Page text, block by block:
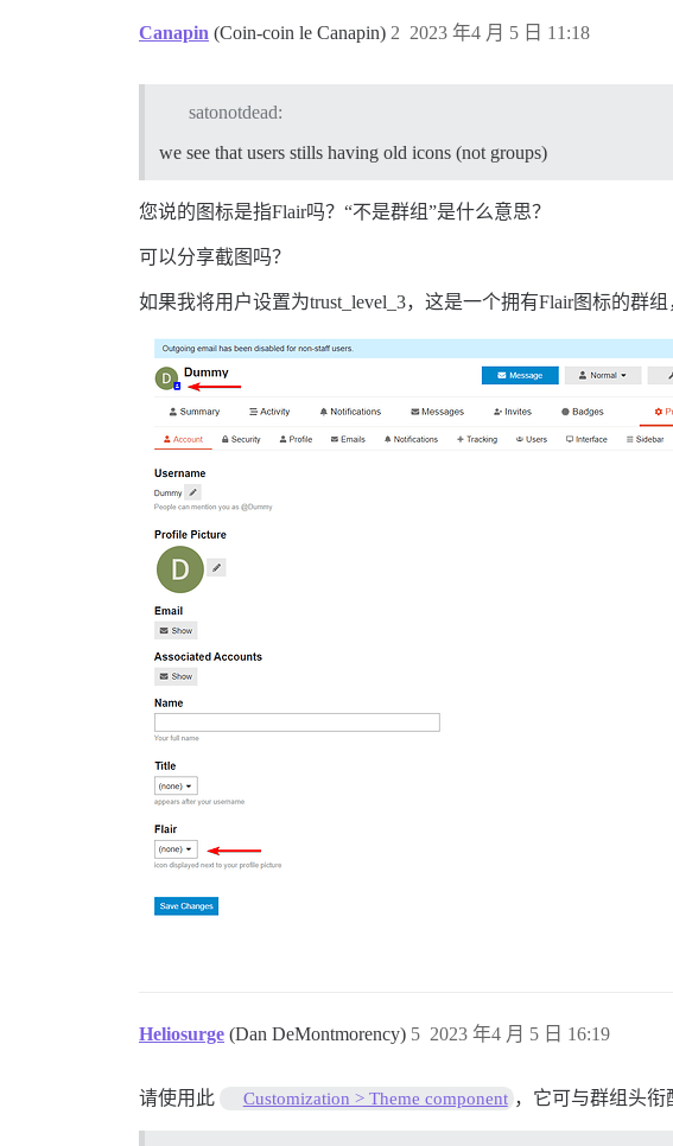
Canapin (Coin-coin le Canapin) 2023 年4 月 5 日 11:18
2
satonotdead:
we see that users stills having old icons (not groups)
您说的图标是指Flair吗？“不是群组”是什么意思？
可以分享截图吗？
如果我将用户设置为trust_level_3，这是一个拥有Flair图标的群
Heliosurge (Dan DeMontmorency) 2023 年4 月 5 日 16:19
5
请使用此 Customization > Theme component ，它可与群组头衔